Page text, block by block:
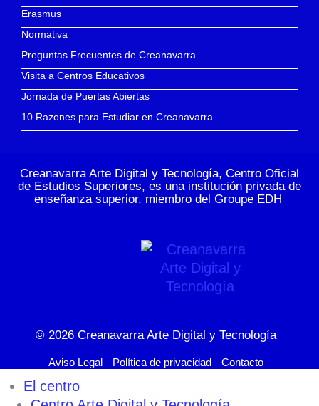
Erasmus
Normativa
Preguntas Frecuentes de Creanavarra
Visita a Centros Educativos
Jornada de Puertas Abiertas
10 Razones para Estudiar en Creanavarra
Creanavarra Arte Digital y Tecnología, Centro Oficial
de Estudios Superiores, es una institución privada de
enseñanza superior, miembro del Groupe EDH
© 2026 Creanavarra Arte Digital y Tecnología
Aviso Legal Política de privacidad Contacto
El centro